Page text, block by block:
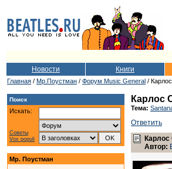
Новости Книги
Главная / Мр.Поустман / Форум Music General /
Поиск
Искать:
Советы
Vox populi
Мр. Поустман
Карлос
Тема:
Ответить
Автор: